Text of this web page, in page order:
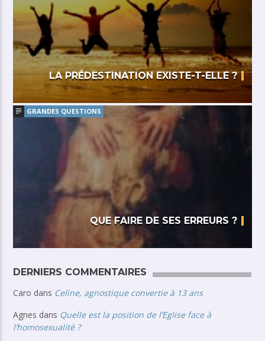
LA PRÉDESTINATION EXISTE-T-ELLE ?
GRANDES QUESTIONS
QUE FAIRE DE SES ERREURS ?
DERNIERS COMMENTAIRES
Caro dans Celine, agnostique convertie à 13 ans
Agnes dans Quelle est la position de l’Eglise face à
l’homosexualité ?